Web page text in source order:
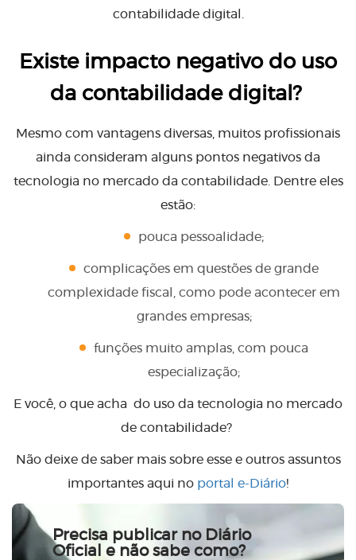
contabilidade digital.
Existe impacto negativo do uso
da contabilidade digital?
Mesmo com vantagens diversas, muitos profissionais
ainda consideram alguns pontos negativos da
tecnologia no mercado da contabilidade. Dentre eles
estão:
pouca pessoalidade;
complicações em questões de grande
complexidade fiscal, como pode acontecer em
grandes empresas;
funções muito amplas, com pouca
especialização;
E você, o que acha do uso da tecnologia no mercado
de contabilidade?
Não deixe de saber mais sobre esse e outros assuntos
importantes aqui no portal e-Diário!
Precisa publicar no Diário
Oficial e não sabe como?